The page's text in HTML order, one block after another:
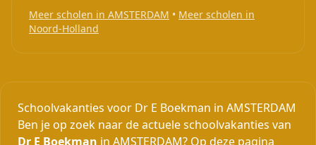
Meer scholen in AMSTERDAM • Meer scholen in
Noord-Holland
Schoolvakanties voor Dr E Boekman in AMSTERDAM
Ben je op zoek naar de actuele schoolvakanties van
Dr E Boekman in AMSTERDAM? Op deze pagina